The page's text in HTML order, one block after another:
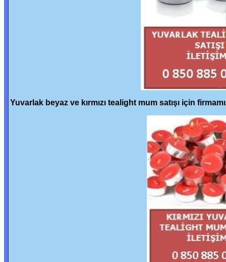
Yuvarlak beyaz ve kırmızı tealight mum satışı için